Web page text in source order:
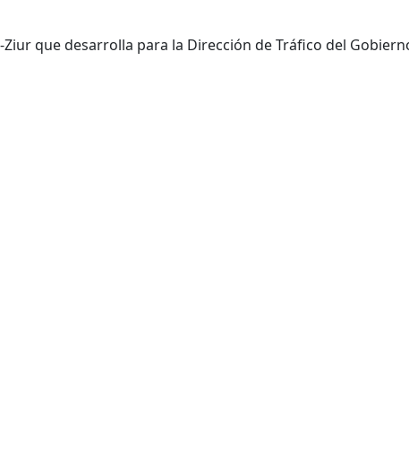
que desarrolla para la Dirección de Tráfico del